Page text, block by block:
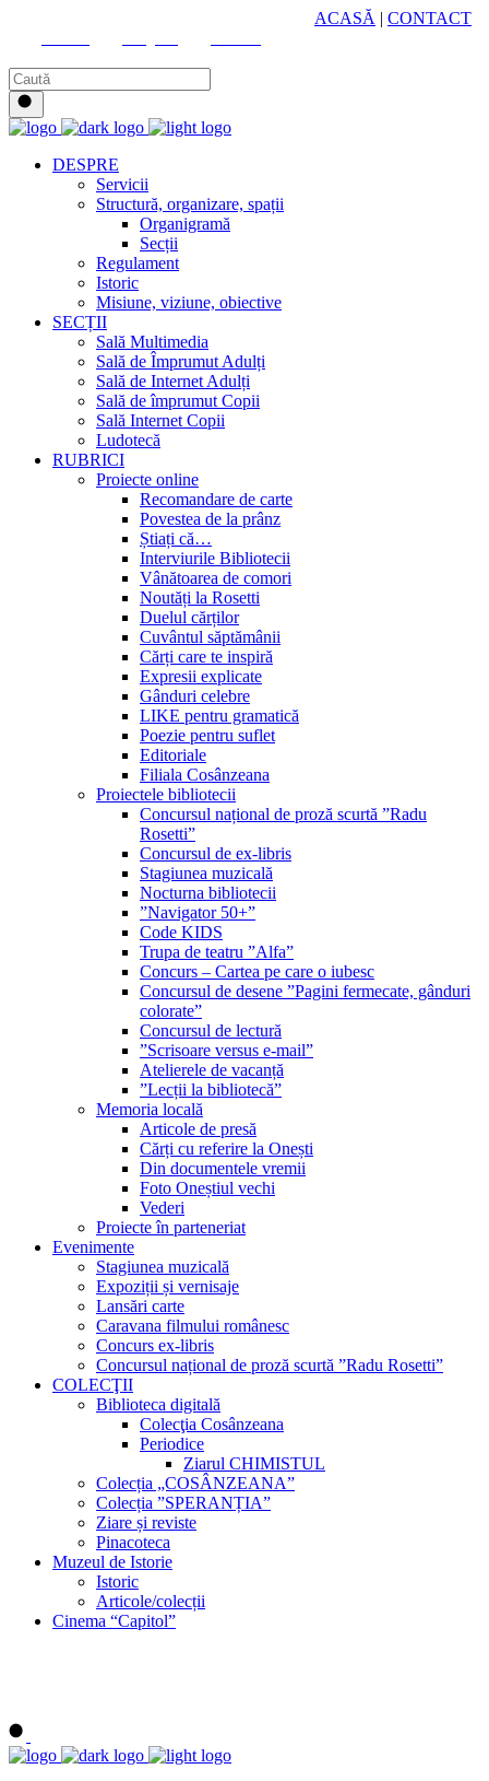
ACASĂ | CONTACT
DESPRE
Servicii
Structură, organizare, spații
Organigramă
Secții
Regulament
Istoric
Misiune, viziune, obiective
SECȚII
Sală Multimedia
Sală de Împrumut Adulți
Sală de Internet Adulți
Sală de împrumut Copii
Sală Internet Copii
Ludotecă
RUBRICI
Proiecte online
Recomandare de carte
Povestea de la prânz
Știați că…
Interviurile Bibliotecii
Vânătoarea de comori
Noutăți la Rosetti
Duelul cărților
Cuvântul săptămânii
Cărți care te inspiră
Expresii explicate
Gânduri celebre
LIKE pentru gramatică
Poezie pentru suflet
Editoriale
Filiala Cosânzeana
Proiectele bibliotecii
Concursul național de proză scurtă ”Radu
Rosetti”
Concursul de ex-libris
Stagiunea muzicală
Nocturna bibliotecii
”Navigator 50+”
Code KIDS
Trupa de teatru ”Alfa”
Concurs – Cartea pe care o iubesc
Concursul de desene ”Pagini fermecate, gânduri
colorate”
Concursul de lectură
”Scrisoare versus e-mail”
Atelierele de vacanță
”Lecții la bibliotecă”
Memoria locală
Articole de presă
Cărți cu referire la Onești
Din documentele vremii
Foto Oneștiul vechi
Vederi
Proiecte în parteneriat
Evenimente
Stagiunea muzicală
Expoziții și vernisaje
Lansări carte
Caravana filmului românesc
Concurs ex-libris
Concursul național de proză scurtă ”Radu Rosetti”
COLECŢII
Biblioteca digitală
Colecţia Cosânzeana
Periodice
Ziarul CHIMISTUL
Colecția „COSÂNZEANA”
Colecția ”SPERANȚIA”
Ziare și reviste
Pinacoteca
Muzeul de Istorie
Istoric
Articole/colecții
Cinema “Capitol”